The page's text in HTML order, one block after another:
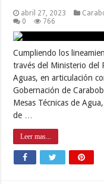
abril 27, 2023
0
766
Cumpliendo los
través del Ministerio del
Aguas, en articulación
Gobernación de
Mesas Técnicas de
de …
Leer mas...